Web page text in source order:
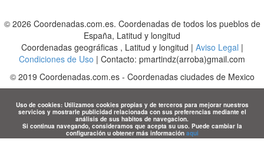
© 2026 Coordenadas.com.es. Coordenadas de todos los pueblos de
España, Latitud y longitud
Coordenadas geográficas , Latitud y longitud | Aviso Legal |
Condiciones de Uso | Contacto: pmartindz(arroba)gmail.com
© 2019 Coordenadas.com.es- Coordenadas ciudades de Mexico
Uso de cookies: Utilizamos cookies propias y de terceros para mejorar nuestros
servicios y mostrarle publicidad relacionada con sus preferencias mediante el
análisis de sus habitos de navegacion.
Si continua navegando, consideramos que acepta su uso. Puede cambiar la
configuración u obtener más información aqui